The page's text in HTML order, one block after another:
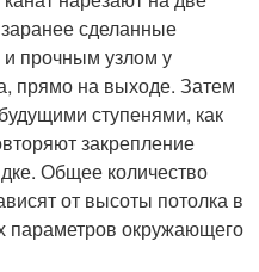
сделанные
и прочным узлом у
прямо на выходе. Затем
ступенями, как
закрепление
Общее количество
от высоты потолка в
параметров окружающего